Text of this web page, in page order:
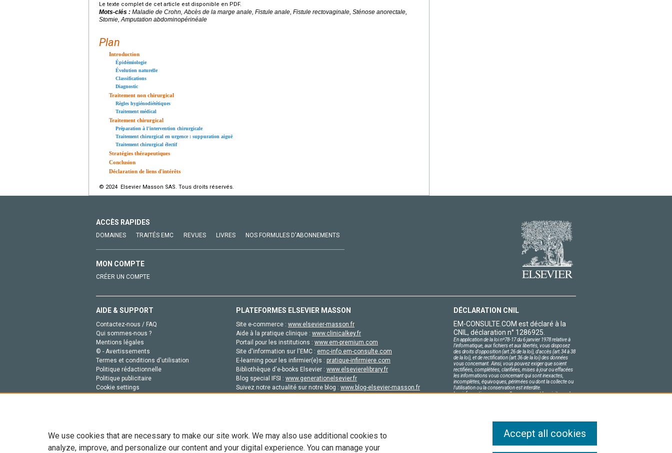
Le texte complet de cet article est disponible en PDF.
Mots-clés : Maladie de Crohn, Abcès de la marge anale, Fistule anale, Fistule rectovaginale, Sténose anorectale,
Stomie, Amputation abdominopérinéale
Plan
Introduction
Épidémiologie
Évolution naturelle
Classifications
Diagnostic
Traitement non chirurgical
Règles hygiénodiététiques
Traitement médical
Traitement chirurgical
Préparation à l'intervention chirurgicale
Traitement chirurgical en urgence : suppuration aiguë
Traitement chirurgical électif
Stratégies thérapeutiques
Conclusion
Déclaration de liens d'intérêts
© 2024 Elsevier Masson SAS. Tous droits réservés.
ACCÈS RAPIDES
DOMAINES TRAITÉS EMC REVUES LIVRES NOS FORMULES D'ABONNEMENTS
MON COMPTE
CRÉER UN COMPTE
AIDE & SUPPORT
Contactez-nous / FAQ
Qui sommes-nous ?
Mentions légales
© - Avertissements
Termes et conditions d'utilisation
Politique rédactionnelle
Politique publicitaire
Cookie settings
PLATEFORMES ELSEVIER MASSON
Site e-commerce : www.elsevier-masson.fr
Aide à la pratique clinique : www.clinicalkey.fr
Portail pour les institutions : www.em-premium.com
Site d'information sur l'EMC : emc-info.em-consulte.com
E-learning pour les infirmier(e)s : pratique-infirmiere.com
Bibliothèque d'e-books Elsevier : www.elsevierelibrary.fr
Blog special IFSI : www.generationelsevier.fr
Suivez notre actualité sur notre blog : www.blog-elsevier-masson.fr
DÉCLARATION CNIL
EM-CONSULTE.COM est déclaré à la
CNIL, déclaration n° 1286925.
En application de la loi nº78-17 du 6 janvier 1978 relative à
l'informatique, aux fichiers et aux libertés, vous disposez
des droits d'opposition (art.26 de la loi), d'accès (art.34 à 38
de la loi), et de rectification (art.36 de la loi) des données
vous concernant. Ainsi, vous pouvez exiger que soient
rectifiées, complétées, clarifiées, mises à jour ou effacées
les informations vous concernant qui sont inexactes,
incomplètes, équivoques, périmées ou dont la collecte ou
l'utilisation ou la conservation est interdite.
Les informations personnelles concernant les visiteurs de
We use cookies that are necessary to make our site work. We may also use additional cookies to
analyze, improve, and personalize our content and your digital experience. You can manage your
Accept all cookies